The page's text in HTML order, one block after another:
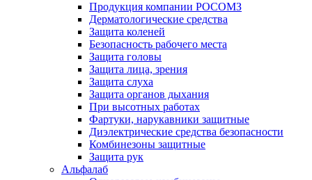
Продукция компании РОСОМЗ
Дерматологические средства
Защита коленей
Безопасность рабочего места
Защита головы
Защита лица, зрения
Защита слуха
Защита органов дыхания
При высотных работах
Фартуки, нарукавники защитные
Диэлектрические средства безопасности
Комбинезоны защитные
Защита рук
Альфалаб